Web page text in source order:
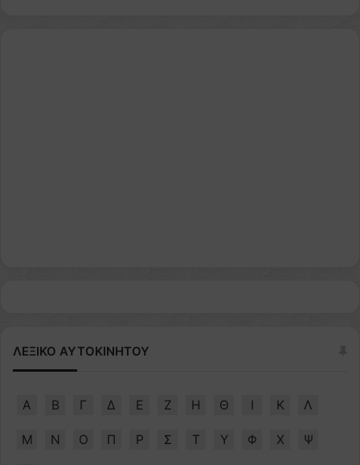
ΛΕΞΙΚΟ ΑΥΤΟΚΙΝΗΤΟΥ
Α Β Γ Δ Ε Ζ Η Θ Ι Κ Λ
Μ Ν Ο Π Ρ Σ Τ Υ Φ Χ Ψ